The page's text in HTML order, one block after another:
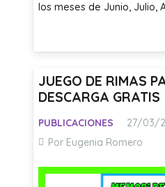
los meses de Junio, Julio,
JUEGO DE RIMAS
DESCARGA GRATIS
PUBLICACIONES 27/03/
Por Eugenia Romero